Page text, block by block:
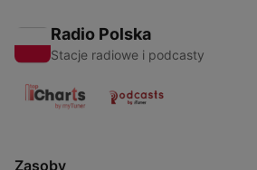
Radio Polska
Stacje radiowe i podcasty
Zasoby